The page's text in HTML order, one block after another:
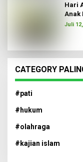
Hari
Anak
Juli
CATEGORY
#pati
#hukum
#olahraga
#kajian islam